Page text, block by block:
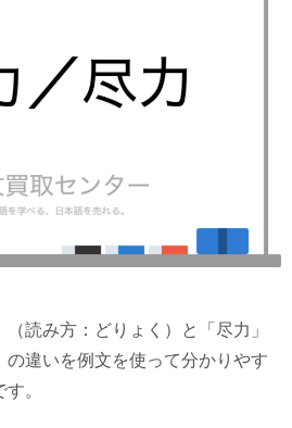
読み方：どりょく）と「尽力」
の違いを例文を使って分かりやす
。